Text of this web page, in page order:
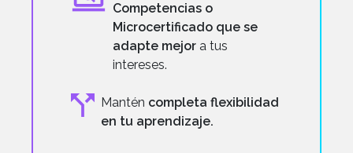
Competencias o
Microcertificado que se
adapte mejor a tus
intereses.
Mantén completa flexibilidad
en tu aprendizaje.